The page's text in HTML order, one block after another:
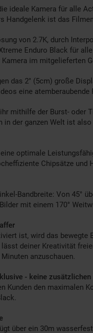
ideale Kamera für alle
Handgelenk ist das
von 2.7K, durch
Enduro Black für
im mitgelieferten
das 2" (5cm) große
eine
mithilfe der Burst- oder
in der ganzen Welt ist
optimale
Chipsätze und
Bandbreite: Von 45°
mit einem 170°
ist, wird das
deiner Kreativität
anzuschauen.
- keine zusätzlichen
Kunden den maximalen
über ein 30m